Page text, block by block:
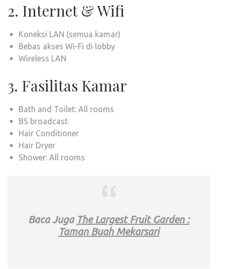
2. Internet & Wifi
Koneksi LAN (semua kamar)
Bebas akses Wi-Fi di lobby
Wireless LAN
3. Fasilitas Kamar
Bath and Toilet: All rooms
BS broadcast
Hair Conditioner
Hair Dryer
Shower: All rooms
Baca Juga The Largest Fruit Garden :
Taman Buah Mekarsari